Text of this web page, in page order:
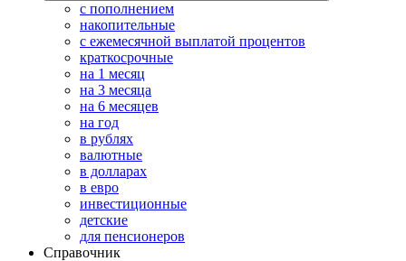
с пополнением
накопительные
с ежемесячной выплатой процентов
краткосрочные
на 1 месяц
на 3 месяца
на 6 месяцев
на год
в рублях
валютные
в долларах
в евро
инвестиционные
детские
для пенсионеров
Справочник